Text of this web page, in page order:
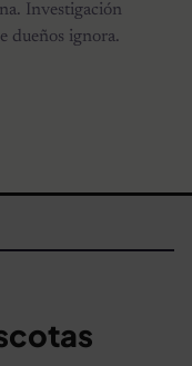
Investigación
dueños ignora.